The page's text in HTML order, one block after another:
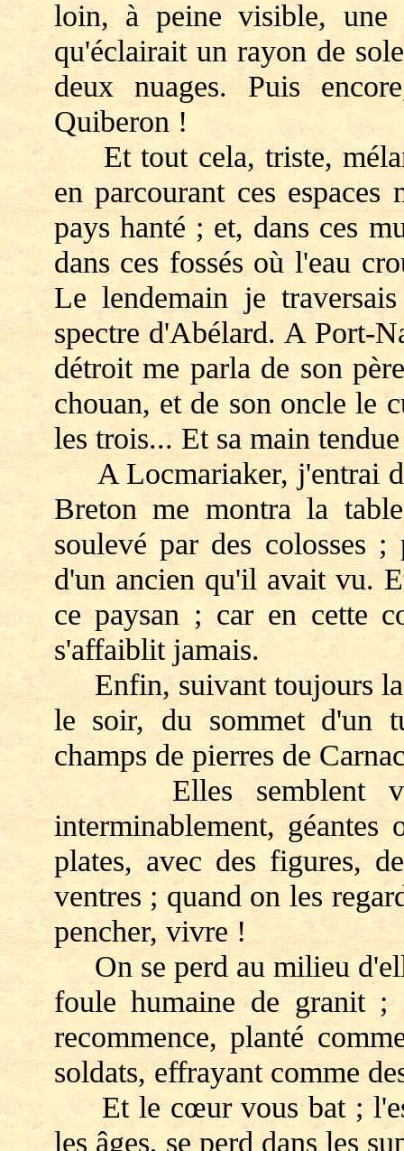
loin, à peine visible, une
qu'éclairait un rayon de
deux nuages. Puis
Quiberon !
Et tout cela, triste,
en parcourant ces
pays hanté ; et, dans ces
dans ces fossés où l'eau
Le lendemain je
spectre d'Abélard. A Port-
détroit me parla de son
chouan, et de son oncle le
les trois... Et sa main
A Locmariaker, j'entrai
Breton me montra la
soulevé par des colosses
d'un ancien qu'il avait vu.
ce paysan ; car en cette
s'affaiblit jamais.
Enfin, suivant toujours la
le soir, du sommet d'un
champs de pierres de
Elles semblent
interminablement, géantes
plates, avec des figures,
ventres ; quand on les
pencher, vivre !
On se perd au milieu
foule humaine de granit
recommence, planté
soldats, effrayant comme
Et le cœur vous bat ;
les âges, se perd dans les